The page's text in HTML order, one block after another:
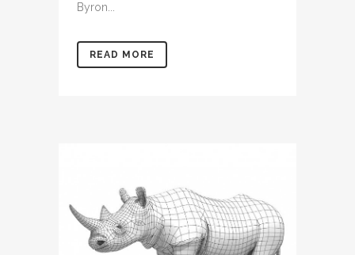
Byron...
READ MORE